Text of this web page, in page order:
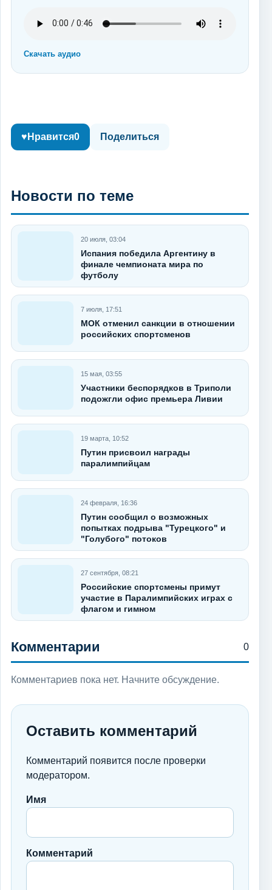
Скачать аудио
♥ Нравится0 Поделиться
Новости по теме
20 июля, 03:04
Испания победила Аргентину в
финале чемпионата мира по
футболу
7 июля, 17:51
МОК отменил санкции в отношении
российских спортсменов
15 мая, 03:55
Участники беспорядков в Триполи
подожгли офис премьера Ливии
19 марта, 10:52
Путин присвоил награды
паралимпийцам
24 февраля, 16:36
Путин сообщил о возможных
попытках подрыва "Турецкого" и
"Голубого" потоков
27 сентября, 08:21
Российские спортсмены примут
участие в Паралимпийских играх с
флагом и гимном
Комментарии 0
Комментариев пока нет. Начните обсуждение.
Оставить комментарий
Комментарий появится после проверки
модератором.
Имя
Комментарий